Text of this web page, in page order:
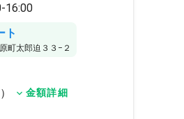
16:00
ト
町太郎迫３３−２
金額詳細